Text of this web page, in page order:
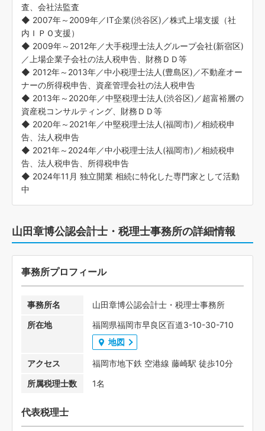
査、会社法監査
◆ 2007年～2009年／IT企業(渋谷区)／株式上場支援（社
内ＩＰＯ支援）
◆ 2009年～2012年／大手税理士法人グループ会社(新宿区)
／上場企業子会社の法人税申告、財務ＤＤ等
◆ 2012年～2013年／中小税理士法人(豊島区)／不動産オー
ナーの所得税申告、資産管理会社の法人税申告
◆ 2013年～2020年／中堅税理士法人(渋谷区)／超富裕層の
資産税コンサルティング、財務ＤＤ等
◆ 2020年～2021年／中堅税理士法人(福岡市)／相続税申
告、法人税申告
◆ 2021年～2024年／中小税理士法人(福岡市)／相続税申
告、法人税申告、所得税申告
◆ 2024年11月 独立開業 相続に特化した専門家として活動
中
山田章博公認会計士・税理士事務所の詳細情報
事務所プロフィール
事務所名
山田章博公認会計士・税理士事務所
所在地
福岡県福岡市早良区百道3-10-30-710
地図
アクセス
福岡市地下鉄 空港線 藤崎駅 徒歩10分
所属税理士数
1名
代表税理士